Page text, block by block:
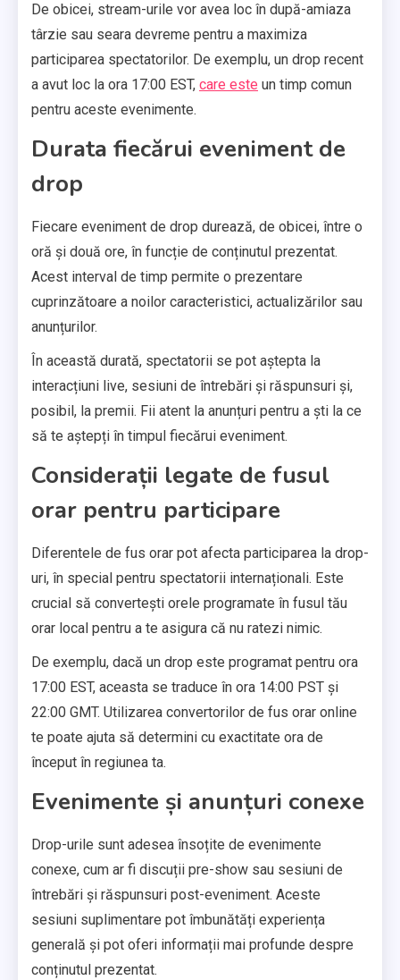
De obicei, stream-urile vor avea loc în după-amiaza
târzie sau seara devreme pentru a maximiza
participarea spectatorilor. De exemplu, un drop recent
a avut loc la ora 17:00 EST, care este un timp comun
pentru aceste evenimente.
Durata fiecărui eveniment de
drop
Fiecare eveniment de drop durează, de obicei, între o
oră și două ore, în funcție de conținutul prezentat.
Acest interval de timp permite o prezentare
cuprinzătoare a noilor caracteristici, actualizărilor sau
anunțurilor.
În această durată, spectatorii se pot aștepta la
interacțiuni live, sesiuni de întrebări și răspunsuri și,
posibil, la premii. Fii atent la anunțuri pentru a ști la ce
să te aștepți în timpul fiecărui eveniment.
Considerații legate de fusul
orar pentru participare
Diferentele de fus orar pot afecta participarea la drop-
uri, în special pentru spectatorii internaționali. Este
crucial să convertești orele programate în fusul tău
orar local pentru a te asigura că nu ratezi nimic.
De exemplu, dacă un drop este programat pentru ora
17:00 EST, aceasta se traduce în ora 14:00 PST și
22:00 GMT. Utilizarea convertorilor de fus orar online
te poate ajuta să determini cu exactitate ora de
început în regiunea ta.
Evenimente și anunțuri conexe
Drop-urile sunt adesea însoțite de evenimente
conexe, cum ar fi discuții pre-show sau sesiuni de
întrebări și răspunsuri post-eveniment. Aceste
sesiuni suplimentare pot îmbunătăți experiența
generală și pot oferi informații mai profunde despre
conținutul prezentat.